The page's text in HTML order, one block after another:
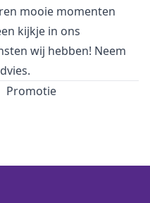
mooie momenten
kijkje in ons
wij hebben! Neem
Promotie